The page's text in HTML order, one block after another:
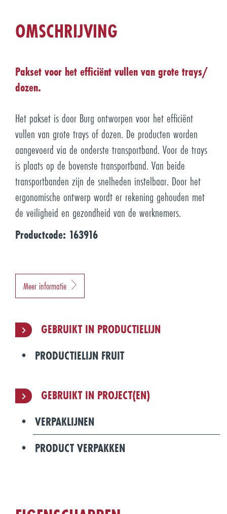
OMSCHRIJVING
Pakset voor het efficiënt vullen van grote trays/
dozen.
Het pakset is door Burg ontworpen voor het efficiënt
vullen van grote trays of dozen. De producten worden
aangevoerd via de onderste transportband. Voor de trays
is plaats op de bovenste transportband. Van beide
transportbanden zijn de snelheden instelbaar. Door het
ergonomische ontwerp wordt er rekening gehouden met
de veiligheid en gezondheid van de werknemers.
Productcode: 163916
Meer informatie
GEBRUIKT IN PRODUCTIELIJN
PRODUCTIELIJN FRUIT
GEBRUIKT IN PROJECT(EN)
VERPAKLIJNEN
PRODUCT VERPAKKEN